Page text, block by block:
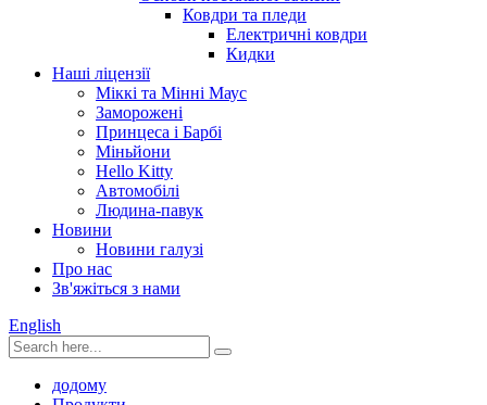
Ковдри та пледи
Електричні ковдри
Кидки
Наші ліцензії
Міккі та Мінні Маус
Заморожені
Принцеса і Барбі
Міньйони
Hello Kitty
Автомобілі
Людина-павук
Новини
Новини галузі
Про нас
Зв'яжіться з нами
English
додому